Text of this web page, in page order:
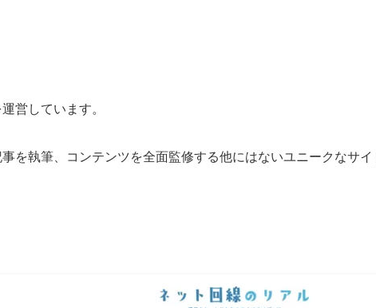
営しています。
を執筆、コンテンツを全面監修する他にはないユニークなサイ